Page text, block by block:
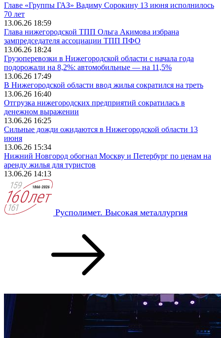
Главе «Группы ГАЗ» Вадиму Сорокину 13 июня исполнилось
70 лет
13.06.26 18:59
Глава нижегородской ТПП Ольга Акимова избрана
зампредседателя ассоциации ТПП ПФО
13.06.26 18:24
Грузоперевозки в Нижегородской области с начала года
подорожали на 8,2%: автомобильные — на 11,5%
13.06.26 17:49
В Нижегородской области ввод жилья сократился на треть
13.06.26 16:40
Отгрузка нижегородских предприятий сократилась в
денежном выражении
13.06.26 16:25
Сильные дожди ожидаются в Нижегородской области 13
июня
13.06.26 15:34
Нижний Новгород обогнал Москву и Петербург по ценам на
аренду жилья для туристов
13.06.26 14:13
Русполимет. Высокая металлургия